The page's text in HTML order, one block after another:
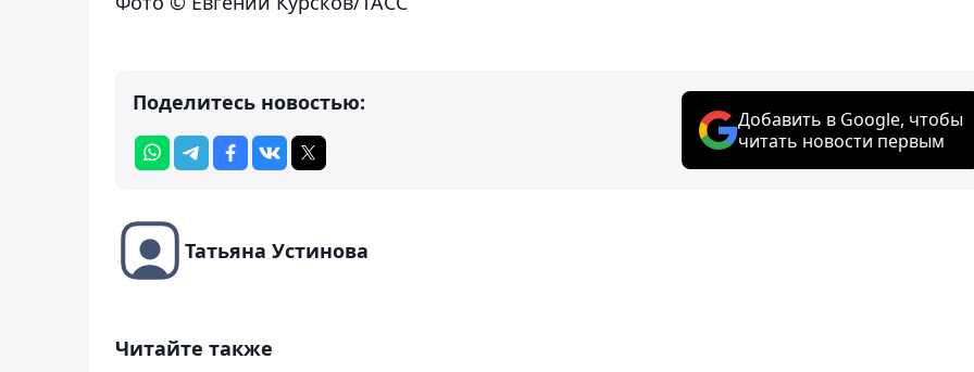
Поделитесь новостью:
Добавить в Google, чтобы
читать новости первым
Татьяна Устинова
Читайте также